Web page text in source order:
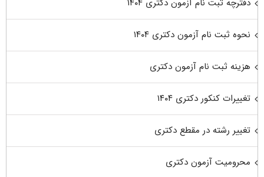
دفترچه ثبت نام آزمون دکتری ۱۴۰۴
نحوه ثبت نام آزمون دکتری ۱۴۰۴
هزینه ثبت نام آزمون دکتری
تغییرات کنکور دکتری ۱۴۰۴
تغییر رشته در مقطع دکتری
محرومیت آزمون دکتری